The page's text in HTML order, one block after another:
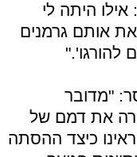
היתה לי
אותם גרמנים
להורגו'."
"מדובר
את דמם של
כיצד ההסתה